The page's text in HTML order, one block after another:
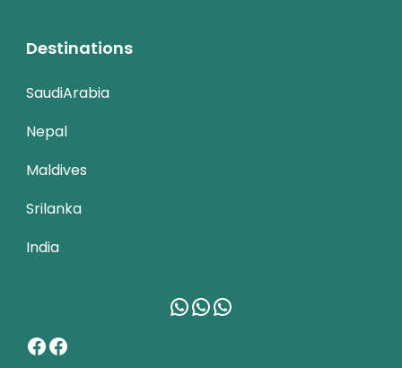
Destinations
SaudiArabia
Nepal
Maldives
Srilanka
India
WhatsApp
WhatsApp
WhatsApp
Facebook
Facebook